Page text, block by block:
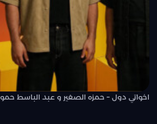
اخواتي دول – حمزه الصغير و عبد الباسط